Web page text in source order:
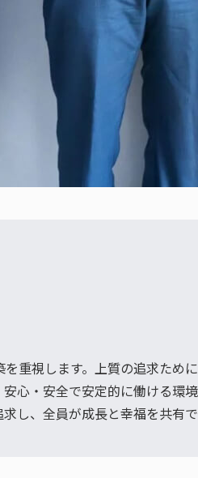
重視します。上質の追求ため
心・安全で安定的に働ける環
し、全員が成長と幸福を共有で